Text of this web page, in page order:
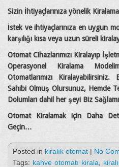
Sizin İhtiyaçlarınıza yönelik
İstek ve ihtiyaçlarınıza en uygun
karşılığı kısa veya uzun süreli
Otomat Cihazlarımızı Kiralayıp
Operasyonel Kiralama
Otomatlarımızı
Sahibi Olmuş Olursunuz, Hemde
Dolumları dahil her şeyi Biz
Otomat Kiralamak için Daha
Geçin…
Posted in kiralık otomat | No
Tags: kahve otomatı kirala,